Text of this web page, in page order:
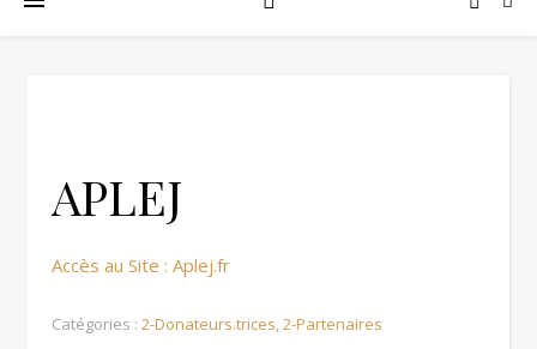
APLEJ
Accès au Site : Aplej.fr
Catégories : 2-Donateurs.trices,2-Partenaires